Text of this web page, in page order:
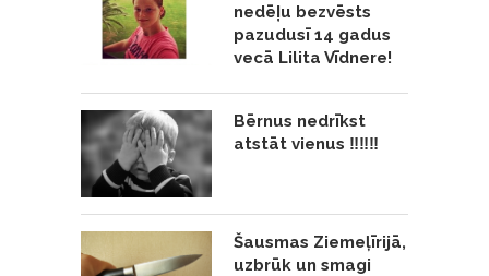
nedēļu bezvēsts
pazudusī 14 gadus
vecā Lilita Vīdnere!
Bērnus nedrīkst
atstāt vienus ‼️‼️‼️
Šausmas Ziemeļīrijā,
uzbrūk un smagi